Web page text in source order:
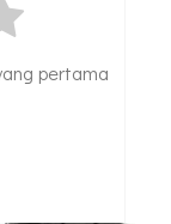
pertama